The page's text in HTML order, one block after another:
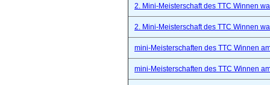
2. Mini-Meisterschaft des TTC Winnen
2. Mini-Meisterschaft des TTC Winnen
mini-Meisterschaften des TTC Winnen
mini-Meisterschaften des TTC Winnen